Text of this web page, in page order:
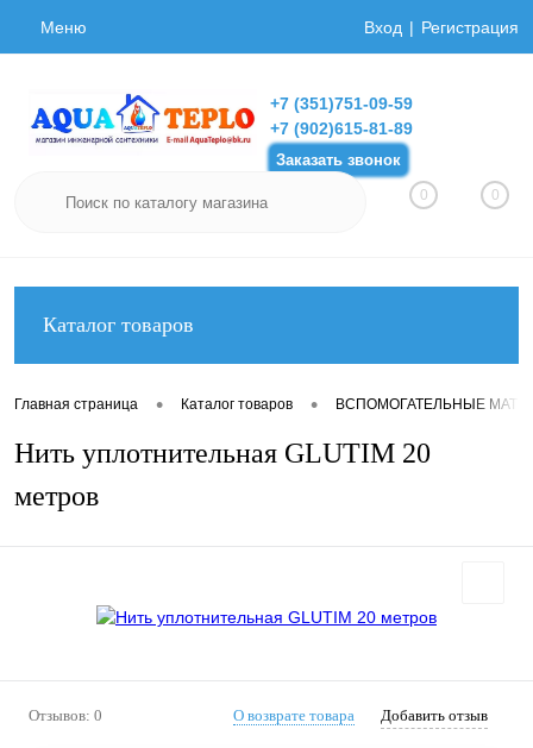
Меню Вход Регистрация
+7 (351)751-09-59
+7 (902)615-81-89
Заказать звонок
0 0
Каталог товаров
Главная страница • Каталог товаров • ВСПОМОГАТЕЛЬНЫЕ
Нить уплотнительная GLUTIM 20
метров
Отзывов: 0 О возврате товара Добавить отзыв